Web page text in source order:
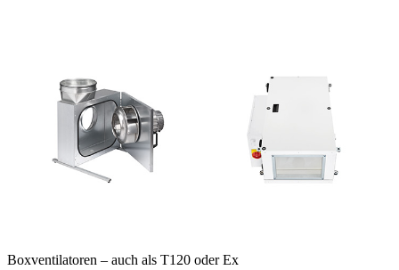
Boxventilatoren – auch als T120 oder Ex